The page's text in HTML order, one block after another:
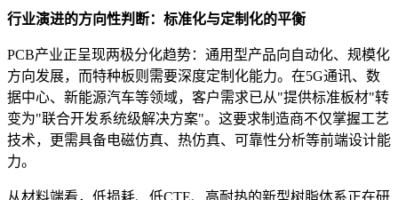
行业演进的方向性判断：标准化与定制化的平衡
PCB产业正呈现两极分化趋势：通用型产品向自动化、规模化
方向发展，而特种板则需要深度定制化能力。在5G通讯、数
据中心、新能源汽车等领域，客户需求已从"提供标准板材"转
变为"联合开发系统级解决方案"。这要求制造商不仅掌握工艺
技术，更需具备电磁仿真、热仿真、可靠性分析等前端设计能
力。